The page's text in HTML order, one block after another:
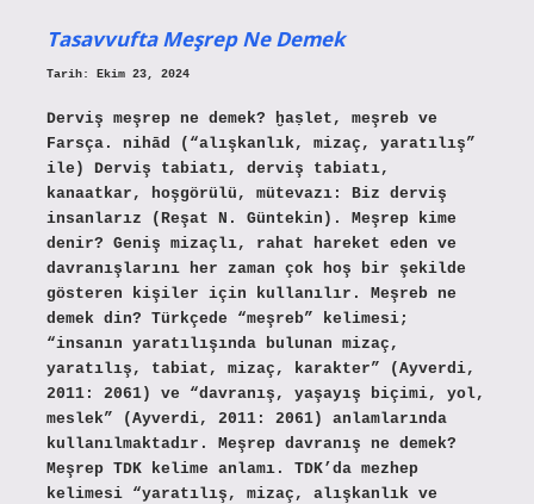
Tasavvufta Meşrep Ne Demek
Tarih: Ekim 23, 2024
Derviş meşrep ne demek? ḫaṣlet, meşreb ve
Farsça. nihād (“alışkanlık, mizaç, yaratılış”
ile) Derviş tabiatı, derviş tabiatı,
kanaatkar, hoşgörülü, mütevazı: Biz derviş
insanlarız (Reşat N. Güntekin). Meşrep kime
denir? Geniş mizaçlı, rahat hareket eden ve
davranışlarını her zaman çok hoş bir şekilde
gösteren kişiler için kullanılır. Meşreb ne
demek din? Türkçede “meşreb” kelimesi;
“insanın yaratılışında bulunan mizaç,
yaratılış, tabiat, mizaç, karakter” (Ayverdi,
2011: 2061) ve “davranış, yaşayış biçimi, yol,
meslek” (Ayverdi, 2011: 2061) anlamlarında
kullanılmaktadır. Meşrep davranış ne demek?
Meşrep TDK kelime anlamı. TDK’da mezhep
kelimesi “yaratılış, mizaç, alışkanlık ve